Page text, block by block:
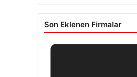
Son Eklenen Firmalar